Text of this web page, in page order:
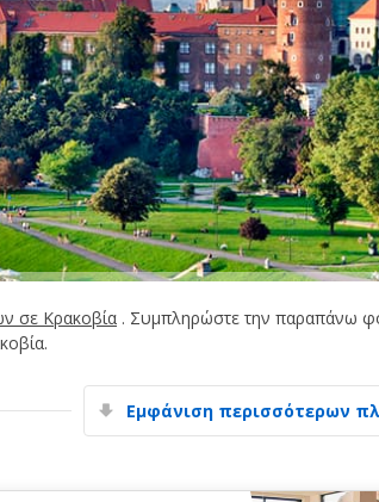
σε Κρακοβία . Συμπληρώστε την παραπάνω
Εμφάνιση περισσότερων